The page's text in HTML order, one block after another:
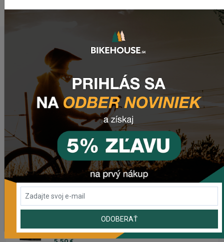
POSLEDNÉ PRIDANÉ PRODUKTY
Nabíjačka CRUSSIS 2A PRE RÁMOVÉ ČIASTOČNE AJ
PLNE INTEGROVANÉ BATÉRIE
39,95 €
Fľaša CRUSSIS 500ML
5,95 €
Fľaša CRUSSIS 750ML
7,50 €
Chránič pod reťaz CRUSSIS
ODOBERAŤ